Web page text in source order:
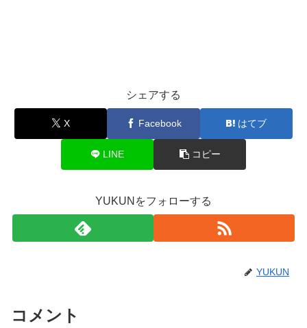
シェアする
X Facebook はてブ
LINE コピー
YUKUNをフォローする
YUKUN
コメント